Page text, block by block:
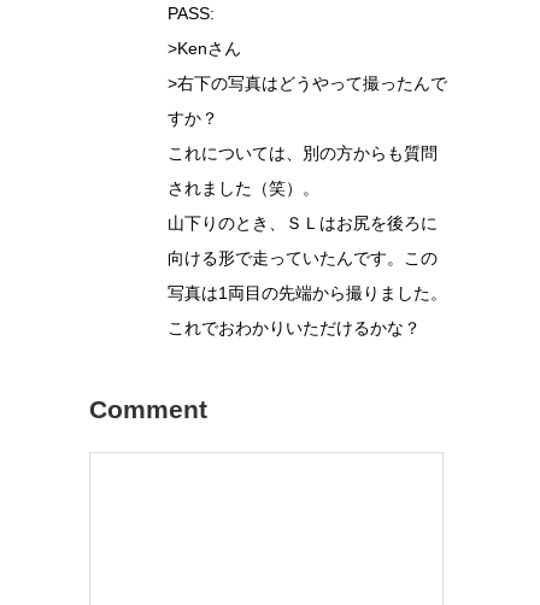
PASS:
>Kenさん
>右下の写真はどうやって撮ったんで
すか？
これについては、別の方からも質問
されました（笑）。
山下りのとき、ＳＬはお尻を後ろに
向ける形で走っていたんです。この
写真は1両目の先端から撮りました。
これでおわかりいただけるかな？
Comment